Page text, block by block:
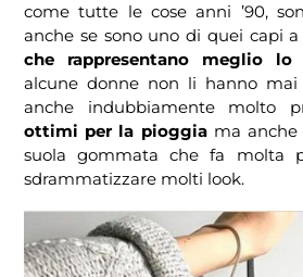
come tutte le cose anni ’90,
anche se sono uno di quei capi
che rappresentano meglio
alcune donne non li hanno mai
anche indubbiamente molto
ottimi per la pioggiama anche
suola gommata che fa molta
sdrammatizzare molti look.